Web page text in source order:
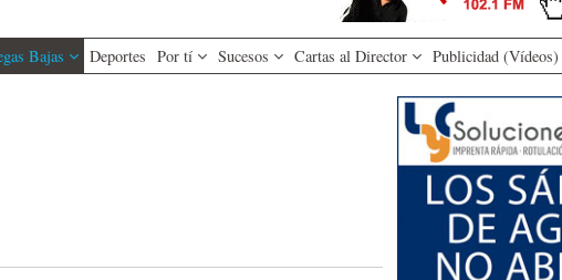
Bajas Deportes Por tí Sucesos Cartas al Director Publicidad (Vídeos)